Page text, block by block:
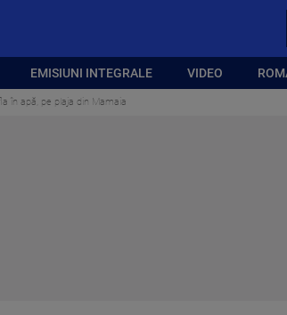
EMISIUNI INTEGRALE VIDEO
în apă, pe plaja din Mamaia